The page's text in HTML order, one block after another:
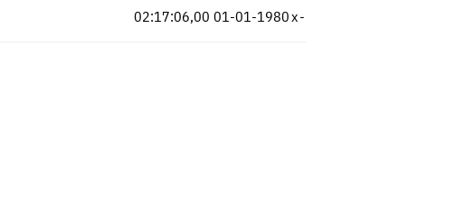
x
02:17:06,00 -
01-01-1980